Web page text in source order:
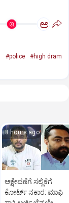
ಅ
#police
#high dram
8 hours ago
ಆಕ್ಷೇಪಣೆಗೆ ಸಲ್ಲಿಕೆಗೆ
ಕೋರ್ಟ್‌ ನಕಾರ: ಮಾಫಿ